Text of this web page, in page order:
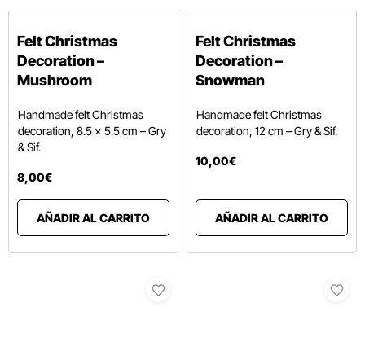
Felt Christmas
Decoration –
Mushroom
Handmade felt Christmas
decoration, 8.5 × 5.5 cm – Gry
& Sif.
8,00€
AÑADIR AL CARRITO
Felt Christmas
Decoration –
Snowman
Handmade felt Christmas
decoration, 12 cm – Gry & Sif.
10,00€
AÑADIR AL CARRITO